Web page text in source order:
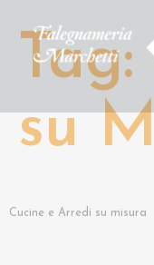
Tag:
su
Cucine e Arredi su misura